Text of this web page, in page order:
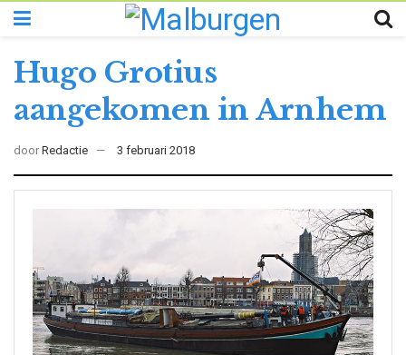
Hugo Grotius
aangekomen in Arnhem
door Redactie 3 februari 2018